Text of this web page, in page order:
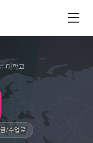
›대학교
/수업료